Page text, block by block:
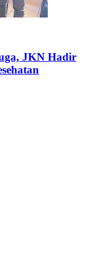
JKN Hadir